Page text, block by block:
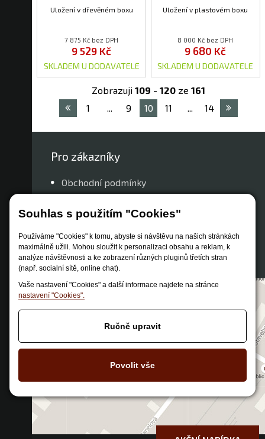
Souhlas s použitím "Cookies"
Používáme "Cookies" k tomu, abyste si návštěvu na našich stránkách
maximálně užili. Mohou sloužit k personalizaci obsahu a reklam, k
analýze návštěvnosti a ke zobrazení různých pluginů třetích stran
(např. socialní sítě, online chat).
Vaše nastavení "Cookies" a další informace najdete na stránce
nastavení "Cookies".
Ručně upravit
Povolit vše
Uložení v dřevěném boxu
7 875 Kč bez DPH
9 529 Kč
SKLADEM U DODAVATELE
Uložení v plastovém boxu
8 000 Kč bez DPH
9 680 Kč
SKLADEM U DODAVATELE
Zobrazuji 109 - 120 ze 161
1
... 9 10 11 ... 14
Pro zákazníky
Obchodní podmínky
Zastoupení značek
Reklamační řád
Nastavení soukromí